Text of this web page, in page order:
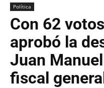
Política
Con 62
aprobó la
Juan
fiscal